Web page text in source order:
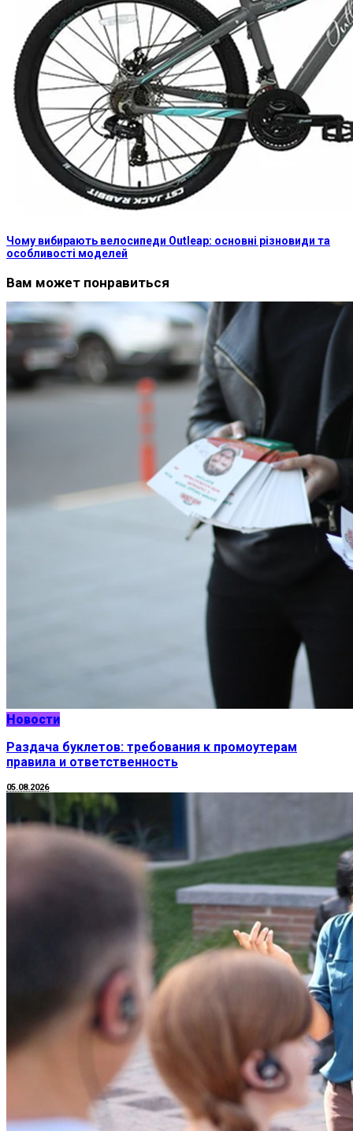
Чому вибирають велосипеди Outleap: основні різновиди та
особливості моделей
Вам может понравиться
Новости
Раздача буклетов: требования к промоутерам
правила и ответственность
05.08.2026